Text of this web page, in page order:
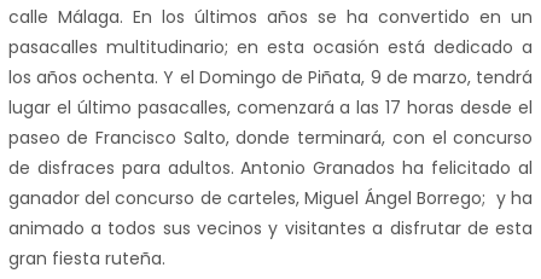
calle Málaga. En los últimos años se ha convertido en un
pasacalles multitudinario; en esta ocasión está dedicado a
los años ochenta. Y el Domingo de Piñata, 9 de marzo, tendrá
lugar el último pasacalles, comenzará a las 17 horas desde el
paseo de Francisco Salto, donde terminará, con el concurso
de disfraces para adultos. Antonio Granados ha felicitado al
ganador del concurso de carteles, Miguel Ángel Borrego; y ha
animado a todos sus vecinos y visitantes a disfrutar de esta
gran fiesta ruteña.